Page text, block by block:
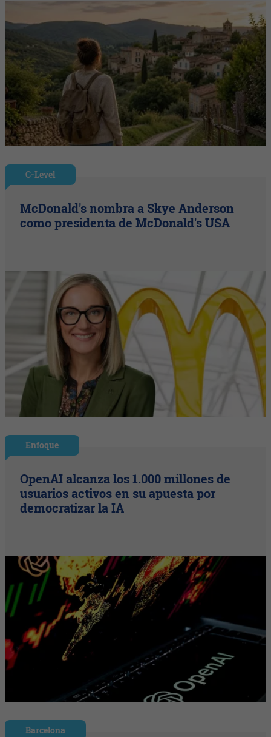
C-Level
McDonald's nombra a Skye Anderson
como presidenta de McDonald's USA
Enfoque
OpenAI alcanza los 1.000 millones de
usuarios activos en su apuesta por
democratizar la IA
Barcelona